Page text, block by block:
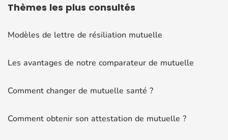
Thèmes les plus consultés
Modèles de lettre de résiliation mutuelle
Les avantages de notre comparateur de mutuelle
Comment changer de mutuelle santé ?
Comment obtenir son attestation de mutuelle ?